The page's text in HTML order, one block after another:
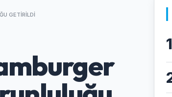
GETIRILDI
1